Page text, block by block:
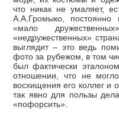
что никак не умаляет,
А.А.Громыко,
«мало
«недружественных»
выглядит – это ведь
фото за рубежом, в том
был фактически
отношении, что не
восхищения его коллег и
так явно для пользы
«пофорсить».